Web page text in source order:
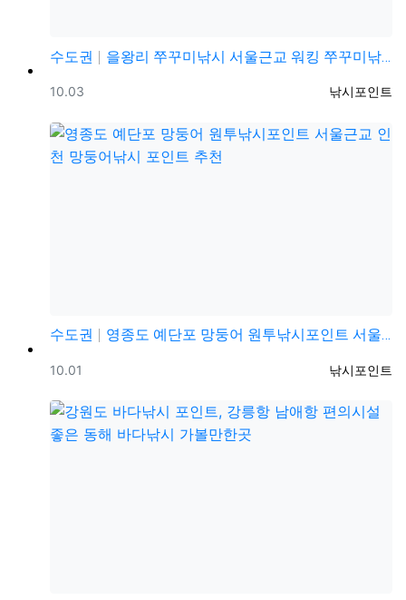
수도권 을왕리 쭈꾸미낚시 서울근교 워킹 쭈꾸미낚시 포인트 및 …
등록자
낚시포인트
등록일
10.03
수도권 영종도 예단포 망둥어 원투낚시포인트 서울근교 인천 망둥…
등록자
낚시포인트
등록일
10.01